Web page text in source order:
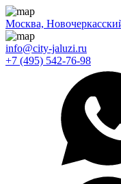
Москва,
info@city-jaluzi.ru
+7 (495) 542-76-98